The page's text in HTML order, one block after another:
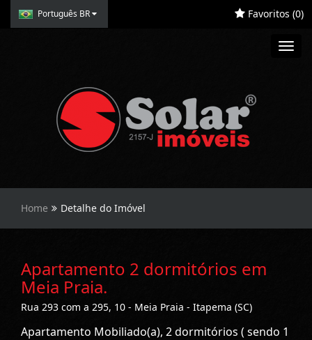
Português BR Favoritos (0)
Home Detalhe do Imóvel
Apartamento 2 dormitórios em
Meia Praia.
Rua 293 com a 295, 10 - Meia Praia - Itapema (SC)
Apartamento Mobiliado(a), 2 dormitórios ( sendo 1